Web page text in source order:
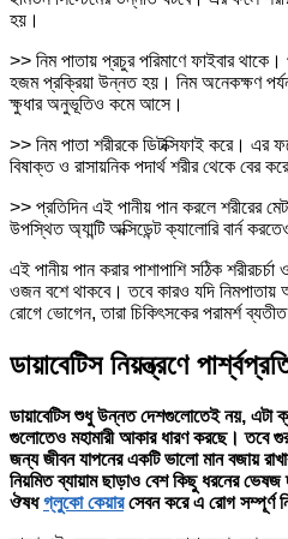
হয়।
>> নিম পাতায় প্রচুর পরিমাণে ফাইবার
হজম প্রক্রিয়া উন্নত হয়। নিম অনেকক্ষণ
ক্ষুধার অনুভূতিও কমে আসে।
>> নিম পাতা শরীরকে ডিটক্সিফাই করে। এর
বিষাক্ত ও রাসায়নিক পদার্থ শরীর থেকে বের
>> প্রতিদিন এই পানীয় পান করলে শরীরের
উপস্থিত অ্যান্টি অক্সিডেন্ট ক্যালোরি বার্ন
এই পানীয় পান করার পাশাপাশি সঠিক
ওজন বশে থাকবে। তবে কারও যদি নিমপাতায়
রোগে ভোগেন, তারা চিকিৎসকের পরামর্শ
ডায়াবেটিস নিয়ন্ত্রণে
ডায়াবেটিস শুধু উন্নত দেশগুলোতেই নয়, এটা
গুলোতেও মহামারী আকার ধারণ করছে। তবে
জন্য জীবন যাপনের একটি ভালো মান বজায়
নিয়মিত ব্যায়াম ছাড়াও বেশ কিছু ধরনের ভেষজ
ঔষধগ্লুকো কেয়ারসেবন করে এ রোগ সম্পূর্ণ